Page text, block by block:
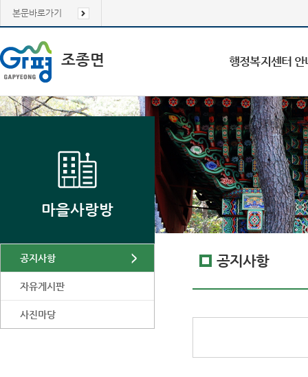
본문바로가기
조종면 행정복지센터 안
마을사랑방
공지사항
자유게시판
사진마당
공지사항